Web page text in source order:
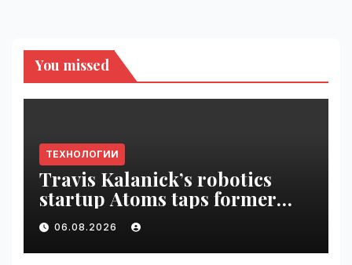
You missed
ТЕХНОЛОГИИ
Travis Kalanick’s robotics
startup Atoms taps former
Uber finance chief as CFO |
VseTime.ru
06.08.2026